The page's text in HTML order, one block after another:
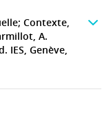
Contexte,
A.
IES, Genève,